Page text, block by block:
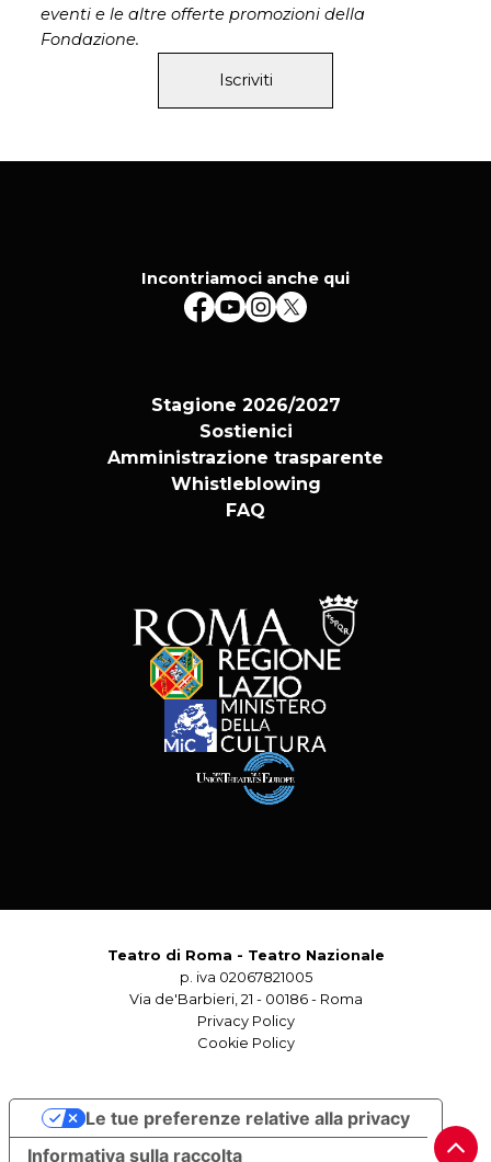
eventi e le altre offerte promozioni della
Fondazione.
Iscriviti
Incontriamoci anche qui
Stagione 2026/2027
Sostienici
Amministrazione trasparente
Whistleblowing
FAQ
Teatro di Roma - Teatro Nazionale
p. iva 02067821005
Via de'Barbieri, 21 - 00186 - Roma
Privacy Policy
Cookie Policy
Informativa sulla raccolta
Le tue preferenze relative alla privacy